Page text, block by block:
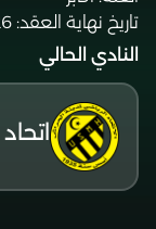
تاريخ نهاية العقد:
النادي الحالي